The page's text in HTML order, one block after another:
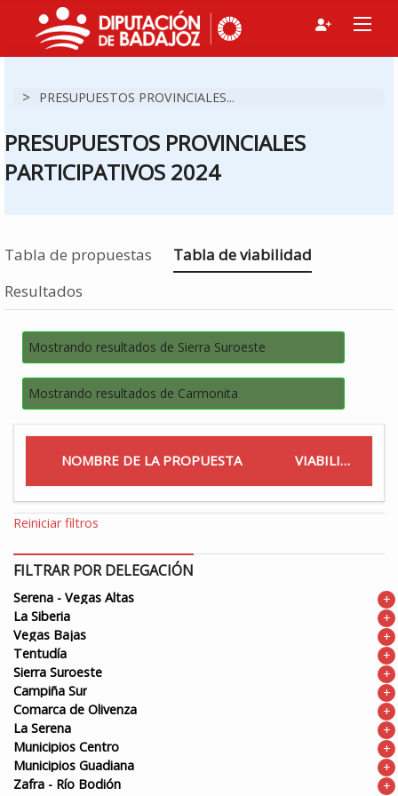
> PRESUPUESTOS PROVINCIALES...
PRESUPUESTOS PROVINCIALES
PARTICIPATIVOS 2024
Tabla de propuestas Estás en
Tabla de viabilidad
Resultados
Mostrando resultados de Sierra Suroeste
Mostrando resultados de Carmonita
NOMBRE DE LA PROPUESTA VIABILIDAD
Reiniciar filtros
FILTRAR POR DELEGACIÓN